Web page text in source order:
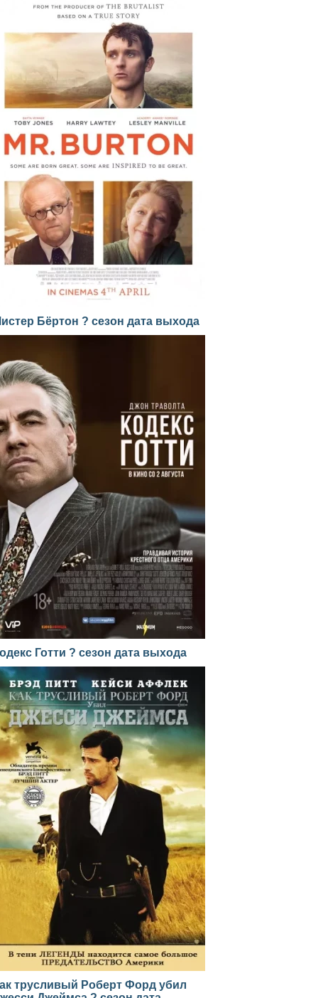
Бёртон ? сезон дата выхода
Готти ? сезон дата выхода
трусливый Роберт Форд убил